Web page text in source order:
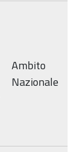
Ambito
Nazionale